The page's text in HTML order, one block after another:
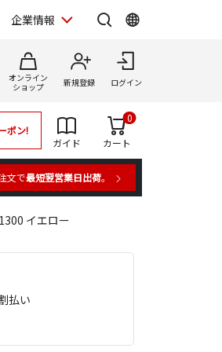
企業情報
オンライン
ショップ
新規登録 ログイン
ポン!
ガイド
カート
0
文で最短翌営業日出荷。
イエロー
払い